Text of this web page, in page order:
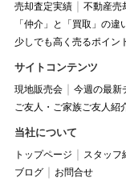
売却査定実績
不動産売
「仲介」と「買取」の違
少しでも高く売るポイン
サイトコンテンツ
現地販売会
今週の最新
ご友人・ご家族ご友人紹
当社について
トップページ スタッフ
ブログ
お問合せ